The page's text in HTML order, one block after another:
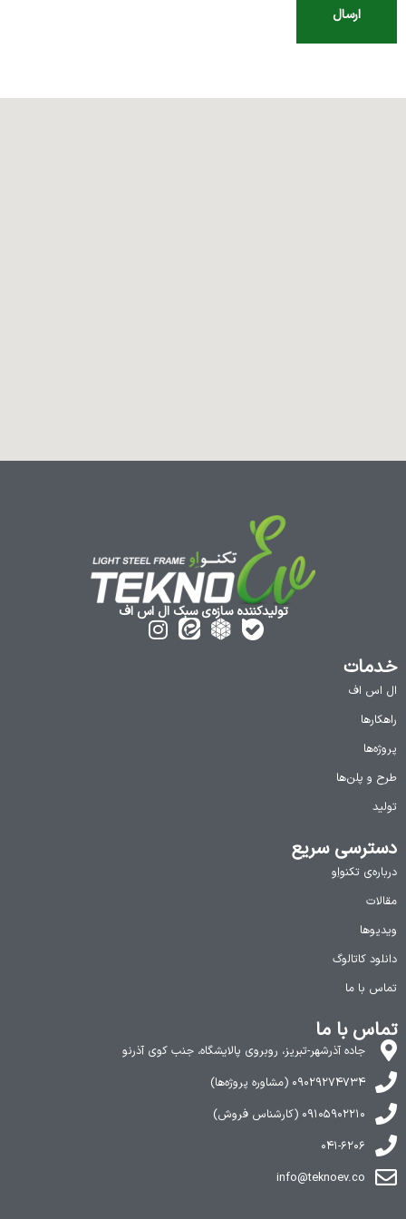
تولیدکننده سازه‌ی سبک ال اس اف
خدمات
ال اس اف
راهکارها
پروژه‌ها
طرح و پلن‌ها
تولید
دسترسی سریع
درباره‌ی تکنواِو
مقالات
ویدیوها
دانلود کاتالوگ
تماس با ما
تماس با ما
جاده آذرشهر-تبریز، روبروی پالایشگاه، جنب کوی آذرنو
۰۹۰۲۹۲۷۴۷۳۴ (مشاوره پروژه‌ها)
۰۹۱۰۵۹۰۲۲۱۰ (کارشناس فروش)
۰۴۱-۶۲۰۶
info@teknoev.co